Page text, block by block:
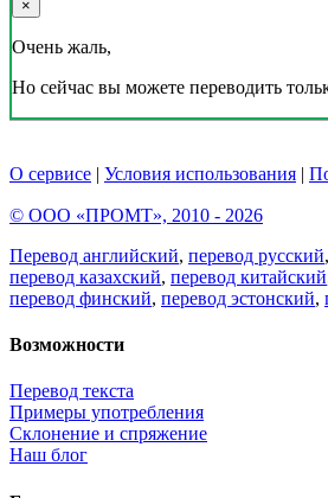
×
Очень жаль,
Но сейчас вы можете переводить
О сервисе | Условия использования |
© ООО «ПРОМТ», 2010 - 2026
Перевод английский, перевод русский,
перевод казахский, перевод китайский
перевод финский, перевод эстонский,
Возможности
Перевод текста
Примеры употребления
Склонение и спряжение
Наш блог